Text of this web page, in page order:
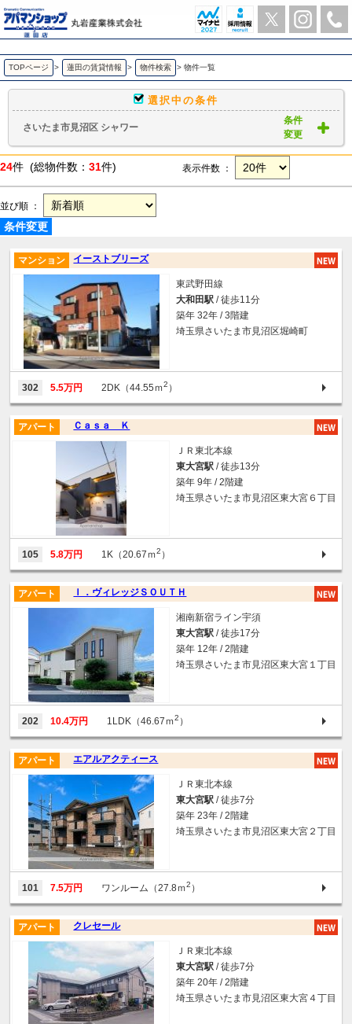
さいたま市見沼区 シャワー ｜賃貸物件一覧｜ アパマンショップ蓮田店-丸岩産業株式会社-
TOPページ > 蓮田の賃貸情報 > 物件検索 > 物件一覧
選択中の条件
さいたま市見沼区 シャワー
条件
変更
24件 (総物件数： 31件) 表示件数 ：
並び順 ：
条件変更
イーストブリーズ
マンション
東武野田線
大和田駅 / 徒歩11分
築年 32年 / 3階建
埼玉県さいたま市見沼区堀崎町
302 5.5万円 2DK（44.55ｍ2 ）
Ｃａｓａ Ｋ
アパート
ＪＲ東北本線
東大宮駅 / 徒歩13分
築年 9年 / 2階建
埼玉県さいたま市見沼区東大宮６丁目
105 5.8万円 1K（20.67ｍ2 ）
Ｉ．ヴィレッジＳＯＵＴＨ
アパート
湘南新宿ライン宇須
東大宮駅 / 徒歩17分
築年 12年 / 2階建
埼玉県さいたま市見沼区東大宮１丁目
202 10.4万円 1LDK（46.67ｍ2 ）
エアルアクティース
アパート
ＪＲ東北本線
東大宮駅 / 徒歩7分
築年 23年 / 2階建
埼玉県さいたま市見沼区東大宮２丁目
101 7.5万円 ワンルーム（27.8ｍ2 ）
クレセール
アパート
ＪＲ東北本線
東大宮駅 / 徒歩7分
築年 20年 / 2階建
埼玉県さいたま市見沼区東大宮４丁目